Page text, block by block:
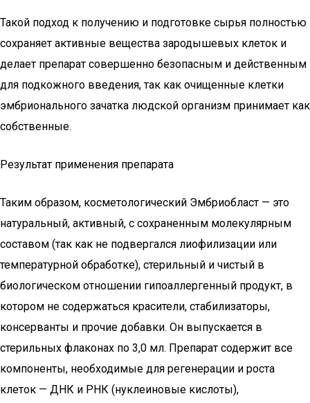
Такой подход к получению и подготовке сырья полностью
сохраняет активные вещества зародышевых клеток и
делает препарат совершенно безопасным и действенным
для подкожного введения, так как очищенные клетки
эмбрионального зачатка людской организм принимает как
собственные.
Результат применения препарата
Таким образом, косметологический Эмбриобласт — это
натуральный, активный, с сохраненным молекулярным
составом (так как не подвергался лиофилизации или
температурной обработке), стерильный и чистый в
биологическом отношении гипоаллергенный продукт, в
котором не содержаться красители, стабилизаторы,
консерванты и прочие добавки. Он выпускается в
стерильных флаконах по 3,0 мл. Препарат содержит все
компоненты, необходимые для регенерации и роста
клеток — ДНК и РНК (нуклеиновые кислоты),